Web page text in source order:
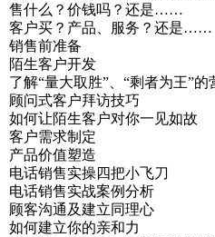
售什么？价钱吗？还是……
客户买？产品、服务？还是……
销售前准备
陌生客户开发
了解“量大取胜”、“剩者为王”的
顾问式客户拜访技巧
如何让陌生客户对你一见如故
客户需求制定
产品价值塑造
电话销售实操四把小飞刀
电话销售实战案例分析
顾客沟通及建立同理心
如何建立你的亲和力